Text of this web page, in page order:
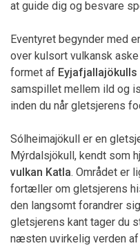
at guide dig og besvare
Eventyret begynder med
over kulsort vulkansk
formet af Eyjafjallajökulls
samspillet mellem ild og
inden du når gletsjerens
Sólheimajökull er en
Mýrdalsjökull, kendt som
vulkan Katla. Området er
fortæller om gletsjerens
den langsomt forandrer
gletsjerens kant tager du
næsten uvirkelig verden af